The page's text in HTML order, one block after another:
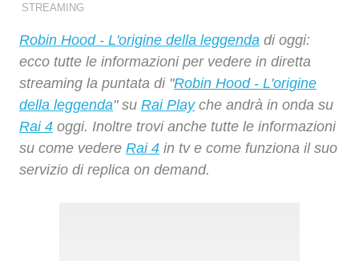
STREAMING
Robin Hood - L'origine della leggenda di oggi:
ecco tutte le informazioni per vedere in diretta
streaming la puntata di "Robin Hood - L'origine
della leggenda" su Rai Playche andrà in onda su
Rai 4 oggi. Inoltre trovi anche tutte le informazioni
su come vedere Rai 4 in tv e come funziona il suo
servizio di replica on demand.